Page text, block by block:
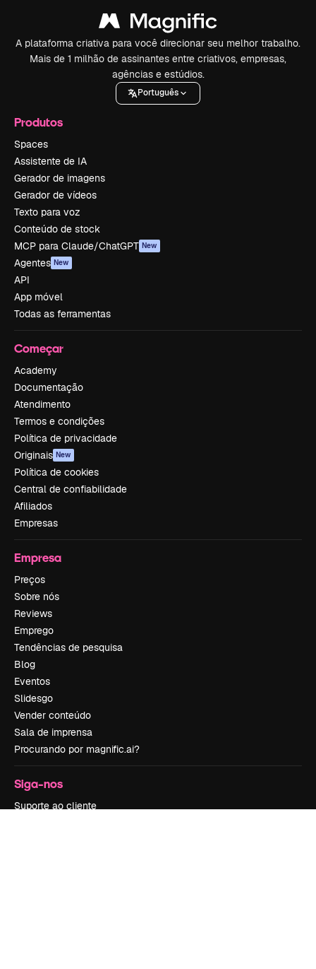
A plataforma criativa para você direcionar seu melhor trabalho.
Mais de 1 milhão de assinantes entre criativos, empresas,
agências e estúdios.
Português
Produtos
Spaces
Assistente de IA
Gerador de imagens
Gerador de vídeos
Texto para voz
Conteúdo de stock
MCP para Claude/ChatGPT New
Agentes New
API
App móvel
Todas as ferramentas
Começar
Academy
Documentação
Atendimento
Termos e condições
Política de privacidade
Originais New
Política de cookies
Central de confiabilidade
Afiliados
Empresas
Empresa
Preços
Sobre nós
Reviews
Emprego
Tendências de pesquisa
Blog
Eventos
Slidesgo
Vender conteúdo
Sala de imprensa
Procurando por magnific.ai?
Siga-nos
Suporte ao cliente